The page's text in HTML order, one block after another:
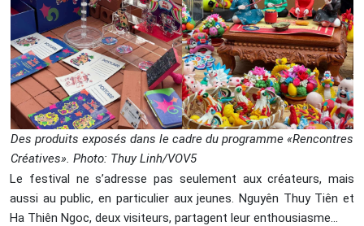
Des produits exposés dans le cadre du programme «Rencontres
Créatives». Photo: Thuy Linh/VOV5
Le festival ne s’adresse pas seulement aux créateurs, mais
aussi au public, en particulier aux jeunes. Nguyên Thuy Tiên et
Ha Thiên Ngoc, deux visiteurs, partagent leur enthousiasme…